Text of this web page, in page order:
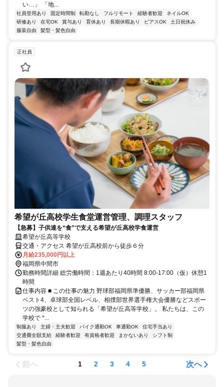
い…」 「地...
社員登用あり 固定時間制 転勤なし フルリモート 経験者歓迎
ネイルOK
研修あり
在宅OK 賞与あり 育休あり 長期休暇あり ピアスOK
土日祝休み
服装自由
髪型・髪色自由
正社員
希望が丘高校学生食堂運営管理、調理スタッフ
【急募】子供達を“食”で支える希望が丘高校学食運営
希望が丘高等学校
交通・アクセス 希望が丘高校前から徒歩６分
月給235,000円以上
福岡県中間市
勤務時間詳細 総労働時間：1週あたり40時間 8:00-17:00（仮）休憩1
時間
仕事内容 ■ この仕事の魅力 野球部福岡県準優勝、サッカー部福岡県
ベスト4、卓球部全国レベル、相撲部世界選手権大会優勝などスポー
ツの強豪校として知られる「希望が丘高等学校」。 私たちは、この
学校で *...
制服あり 主婦・主夫歓迎 バイク通勤OK 車通勤OK
住宅手当あり
交通費全額支給
経験者歓迎 有資格者歓迎 まかないあり
シフト制
髪型・髪色自由
前へ 1 2 3 4 5 次へ